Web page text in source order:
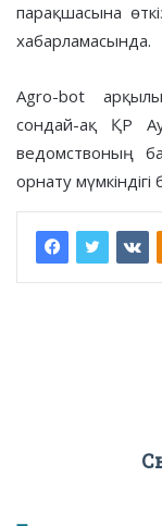
парақшасына
хабарламасында.
Agro-bot
сондай-ақ ҚР
ведомствоның
орнату мүмкіндігі